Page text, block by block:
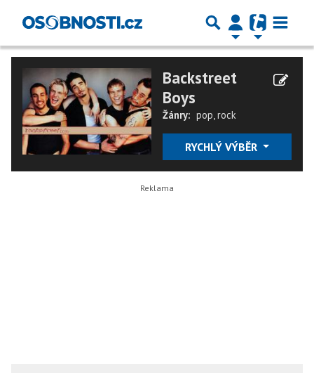
Backstreet
Boys
Žánry: pop,rock
RYCHLÝ VÝBĚR